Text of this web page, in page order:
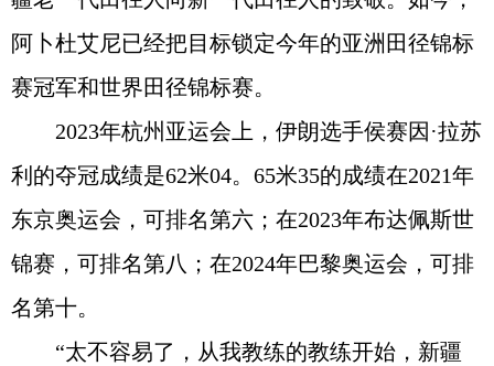
阿卜杜艾尼已经把目标锁定今年的亚洲田径锦标
赛冠军和世界田径锦标赛。
2023年杭州亚运会上，伊朗选手侯赛因·拉苏
利的夺冠成绩是62米04。65米35的成绩在2021年
东京奥运会，可排名第六；在2023年布达佩斯世
锦赛，可排名第八；在2024年巴黎奥运会，可排
名第十。
“太不容易了，从我教练的教练开始，新疆